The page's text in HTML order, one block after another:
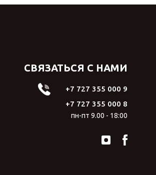
СВЯЗАТЬСЯ С НАМИ
+7 727 355 000 9
+7 727 355 000 8
пн-пт 9.00 - 18:00